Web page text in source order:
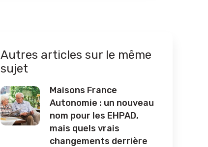
Autres articles sur le même
sujet
Maisons France
Autonomie : un nouveau
nom pour les EHPAD,
mais quels vrais
changements derrière